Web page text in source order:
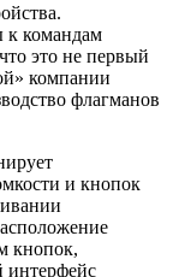
к командам
это не первый
компании
флагманов
и кнопок
кнопок,
интерфейс